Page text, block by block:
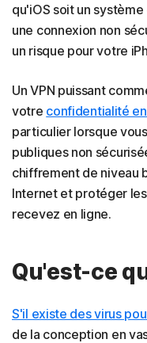
qu'iOS soit un
une connexion non
un risque pour votre
Un VPN puissant
votre confidentialité
particulier lorsque
publiques non
chiffrement de niveau
Internet et protéger
recevez en ligne.
Qu'est-ce
S'il existe des virus
de la conception en